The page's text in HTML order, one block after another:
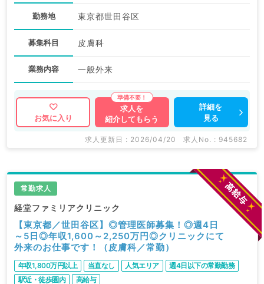
勤務地 東京都世田谷区
募集科目 皮膚科
業務内容 一般外来
お気に入り
求人を
紹介してもらう
詳細を
見る
求人更新日 : 2026/04/20 求人No. : 945682
常勤求人
経堂ファミリアクリニック
【東京都／世田谷区】◎管理医師募集！◎週4日
～5日◎年収1,600～2,250万円◎クリニックにて
外来のお仕事です！（皮膚科／常勤）
年収1,800万円以上 当直なし 人気エリア
週4日以下の常勤勤務
駅近・徒歩圏内
高給与